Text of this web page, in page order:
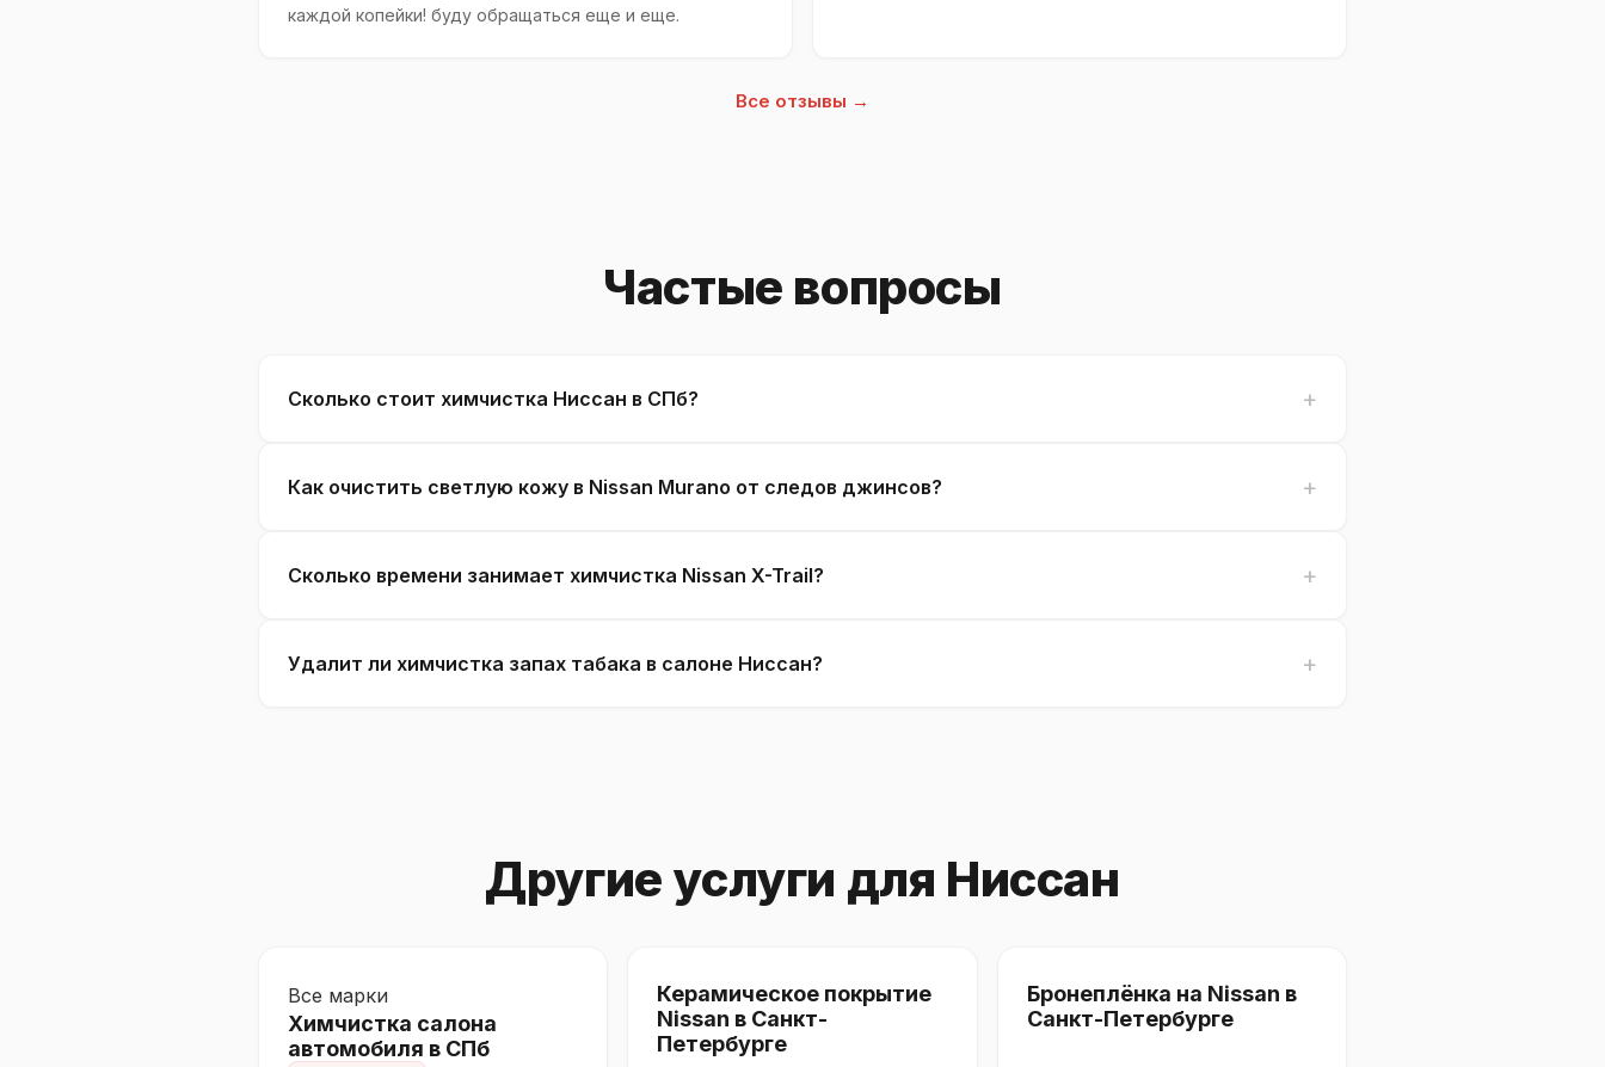
каждой копейки! буду обращаться еще и еще.
Все отзывы →
Частые вопросы
Сколько стоит химчистка Ниссан в СПб?
Как очистить светлую кожу в Nissan Murano от следов джинсов?
Сколько времени занимает химчистка Nissan X-Trail?
Удалит ли химчистка запах табака в салоне Ниссан?
Другие услуги для Ниссан
Все марки
Химчистка салона
автомобиля в СПб
Керамическое покрытие
Nissan в Санкт-
Петербурге
Бронеплёнка на Nissan в
Санкт-Петербурге